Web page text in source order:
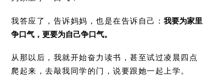
我答应了，告诉妈妈，也是在告诉自己： 我要为家里
争口气，更要为自己争口气。
从那以后，我就开始奋力读书，甚至试过凌晨四点
爬起来，去敲我同学的门，说要跟她一起上学。